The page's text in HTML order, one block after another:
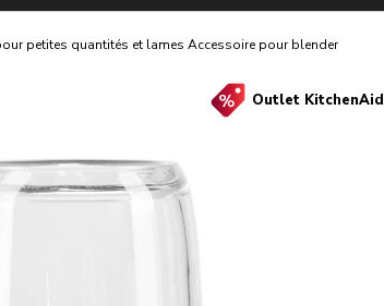
petites quantités et lames Accessoire pour blender
Outlet KitchenAid